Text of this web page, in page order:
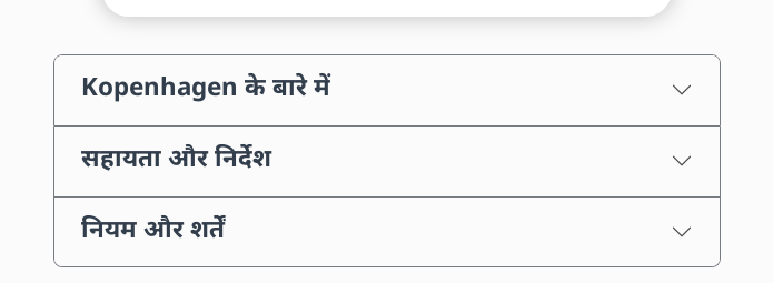
Kopenhagen के बारे में
सहायता और निर्देश
नियम और शर्तें